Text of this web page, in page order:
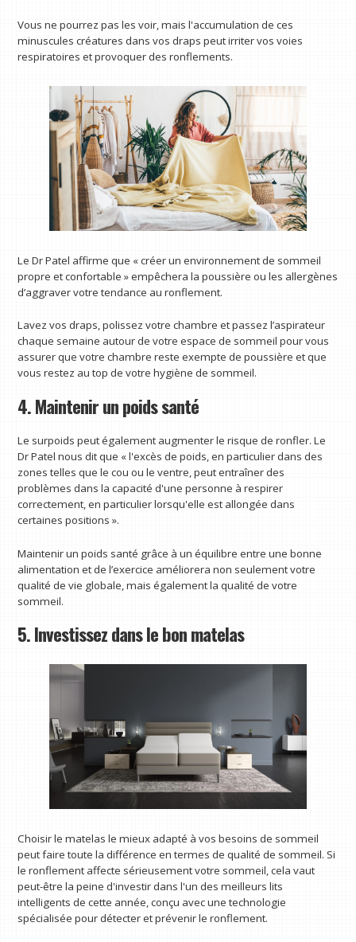
Vous ne pourrez pas les voir, mais l'accumulation de ces
minuscules créatures dans vos draps peut irriter vos voies
respiratoires et provoquer des ronflements.
Le Dr Patel affirme que « créer un environnement de sommeil
propre et confortable » empêchera la poussière ou les allergènes
d’aggraver votre tendance au ronflement.
Lavez vos draps, polissez votre chambre et passez l’aspirateur
chaque semaine autour de votre espace de sommeil pour vous
assurer que votre chambre reste exempte de poussière et que
vous restez au top de votre hygiène de sommeil.
4. Maintenir un poids santé
Le surpoids peut également augmenter le risque de ronfler. Le
Dr Patel nous dit que « l'excès de poids, en particulier dans des
zones telles que le cou ou le ventre, peut entraîner des
problèmes dans la capacité d'une personne à respirer
correctement, en particulier lorsqu'elle est allongée dans
certaines positions ».
Maintenir un poids santé grâce à un équilibre entre une bonne
alimentation et de l’exercice améliorera non seulement votre
qualité de vie globale, mais également la qualité de votre
sommeil.
5. Investissez dans le bon matelas
Choisir le matelas le mieux adapté à vos besoins de sommeil
peut faire toute la différence en termes de qualité de sommeil. Si
le ronflement affecte sérieusement votre sommeil, cela vaut
peut-être la peine d'investir dans l'un des meilleurs lits
intelligents de cette année, conçu avec une technologie
spécialisée pour détecter et prévenir le ronflement.